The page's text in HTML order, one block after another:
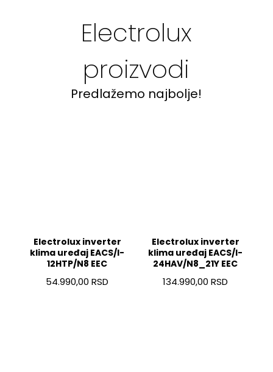
Electrolux
proizvodi
Predlažemo najbolje!
Electrolux inverter
klima uređaj EACS/I-
12HTP/N8 EEC
54.990,00 RSD
Electrolux inverter
klima uređaj EACS/I-
24HAV/N8_21Y EEC
134.990,00 RSD